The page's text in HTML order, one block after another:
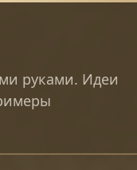
руками. Идеи